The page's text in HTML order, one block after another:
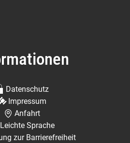
Datenschutz
Impressum
Anfahrt
Leichte Sprache
zur Barrierefreiheit